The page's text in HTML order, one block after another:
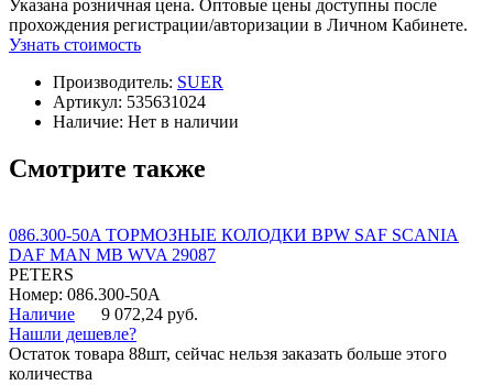
Указана розничная цена. Оптовые цены доступны после
прохождения регистрации/авторизации в Личном Кабинете.
Узнать стоимость
Производитель: SUER
Артикул: 535631024
Наличие: Нет в наличии
Смотрите также
086.300-50A ТОРМОЗНЫЕ КОЛОДКИ BPW SAF SCANIA
DAF MAN MB WVA 29087
PETERS
Номер: 086.300-50A
Наличие
9 072,24 руб.
Нашли дешевле?
Остаток товара 88шт, сейчас нельзя заказать больше этого
количества